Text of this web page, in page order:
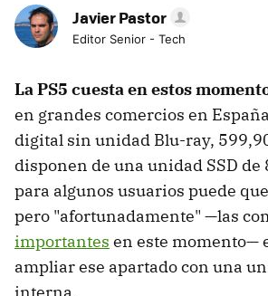
Javier Pastor
Editor Senior - Tech
La PS5 cuesta en estos
en grandes comercios en
digital sin unidad Blu-ray,
disponen de una unidad SSD de
para algunos usuarios puede
pero "afortunadamente" —las
importantes en este momento—
ampliar ese apartado con una